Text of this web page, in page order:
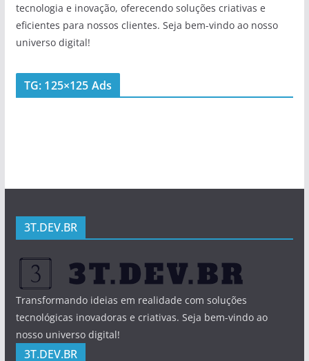
tecnologia e inovação, oferecendo soluções criativas e
eficientes para nossos clientes. Seja bem-vindo ao nosso
universo digital!
TG: 125×125 Ads
3T.DEV.BR
Transformando ideias em realidade com soluções
tecnológicas inovadoras e criativas. Seja bem-vindo ao
nosso universo digital!
3T.DEV.BR